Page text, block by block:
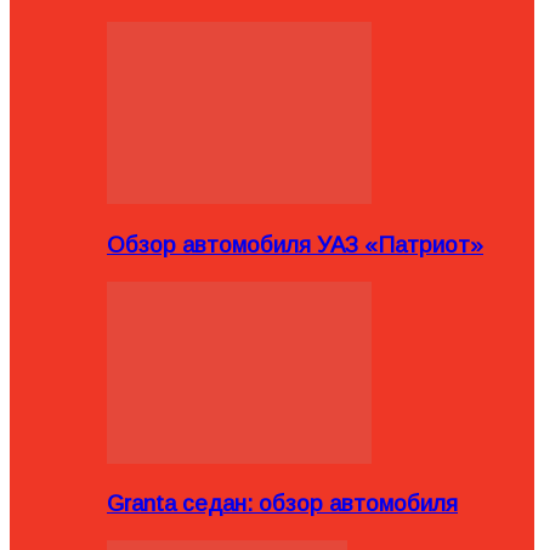
Обзор автомобиля УАЗ «Патриот»
Granta седан: обзор автомобиля